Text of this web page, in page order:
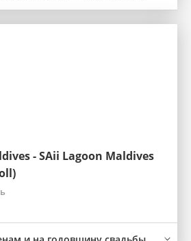
- SAii Lagoon Maldives